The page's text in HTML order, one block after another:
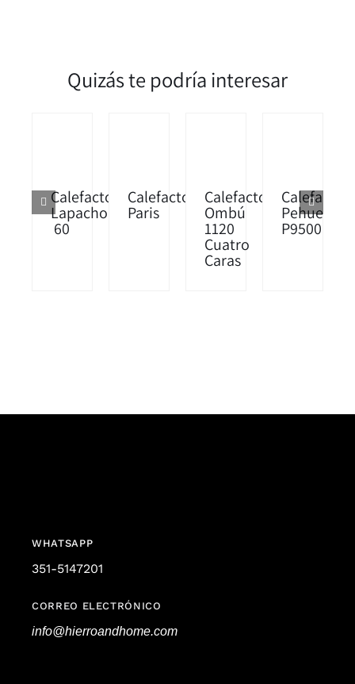
Quizás te podría interesar
Calefactor
Lapacho
60
Calefactor
Paris
Calefactor
Ombú
1120
Cuatro
Caras
Calefactor
Pehuen
P9500
WHATSAPP
351-5147201
CORREO ELECTRÓNICO
info@hierroandhome.com